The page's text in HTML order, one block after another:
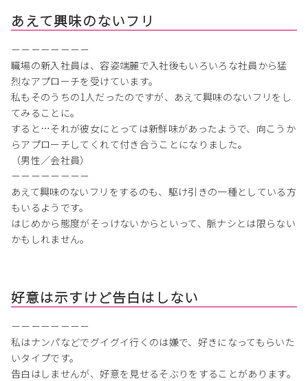
あえて興味のないフリ
－－－－－－－－
職場の新入社員は、容姿端麗で入社後もいろいろな社員から猛
烈なアプローチを受けています。
私もそのうちの1人だったのですが、あえて興味のないフリをし
てみることに。
すると…それが彼女にとっては新鮮味があったようで、向こうか
らアプローチしてくれて付き合うことになりました。
（男性／会社員）
－－－－－－－－
あえて興味のないフリをするのも、駆け引きの一種としている方
もいるようです。
はじめから態度がそっけないからといって、脈ナシとは限らない
かもしれません。
好意は示すけど告白はしない
－－－－－－－－
私はナンパなどでグイグイ行くのは嫌で、好きになってもらいた
いタイプです。
告白はしませんが、好意を見せるそぶりをすることがあります。